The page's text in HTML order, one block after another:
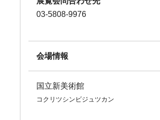
03-5808-9976
会場情報
国立新美術館
コクリツシンビジュツカン